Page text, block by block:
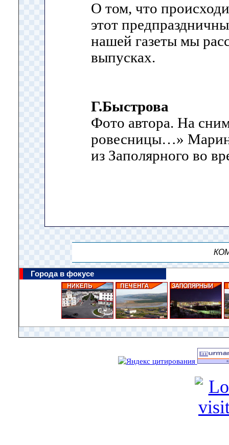
О том, что
этот
нашей газеты мы
выпусках.
Г.Быстрова
Фото автора. На
ровесницы…»
из Заполярного во
Города в фокусе